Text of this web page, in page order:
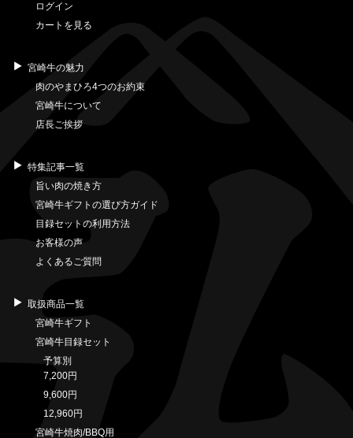
ログイン
カートを見る
宮崎牛の魅力
肉のやまひろ4つのお約束
宮崎牛について
店長ご挨拶
特集記事一覧
旨い肉の焼き方
宮崎牛ギフトの選び方ガイド
目録セットの利用方法
お客様の声
よくあるご質問
取扱商品一覧
宮崎牛ギフト
宮崎牛目録セット
予算別
7,200円
9,600円
12,960円
宮崎牛焼肉/BBQ用